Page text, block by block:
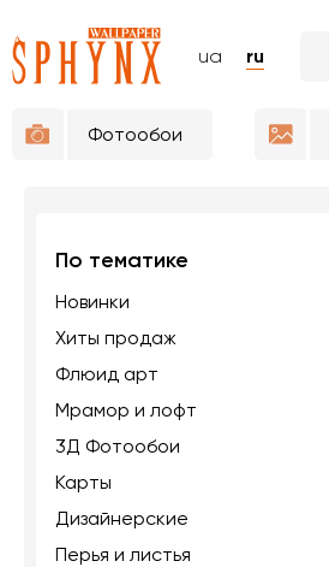
ua ru
Фотообои
По тематике
Новинки
Хиты продаж
Флюид арт
Мрамор и лофт
3Д Фотообои
Карты
Дизайнерские
Перья и листья